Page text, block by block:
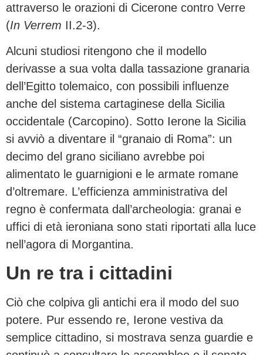
attraverso le orazioni di Cicerone contro Verre
(In Verrem II.2-3).
Alcuni studiosi ritengono che il modello
derivasse a sua volta dalla tassazione granaria
dell’Egitto tolemaico, con possibili influenze
anche del sistema cartaginese della Sicilia
occidentale (Carcopino). Sotto Ierone la Sicilia
si avviò a diventare il “granaio di Roma”: un
decimo del grano siciliano avrebbe poi
alimentato le guarnigioni e le armate romane
d’oltremare. L’efficienza amministrativa del
regno è confermata dall’archeologia: granai e
uffici di età ieroniana sono stati riportati alla luce
nell’agora di Morgantina.
Un re tra i cittadini
Ciò che colpiva gli antichi era il modo del suo
potere. Pur essendo re, Ierone vestiva da
semplice cittadino, si mostrava senza guardie e